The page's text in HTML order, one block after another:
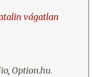
vágatlan
Option.hu.